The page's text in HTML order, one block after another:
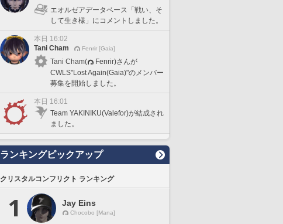
エオルゼアデータベース「戦い、そ
して生き様」にコメントしました。
本日 16:02
Tani Cham
Fenrir [Gaia]
Tani Cham(
Fenrir)さんが
CWLS"Lost Again(Gaia)"のメンバー
募集を開始しました。
本日 16:01
Team YAKINIKU(Valefor)が結成され
ました。
ランキングピックアップ
クリスタルコンフリクト ランキング
1 Jay Eins
Chocobo [Mana]